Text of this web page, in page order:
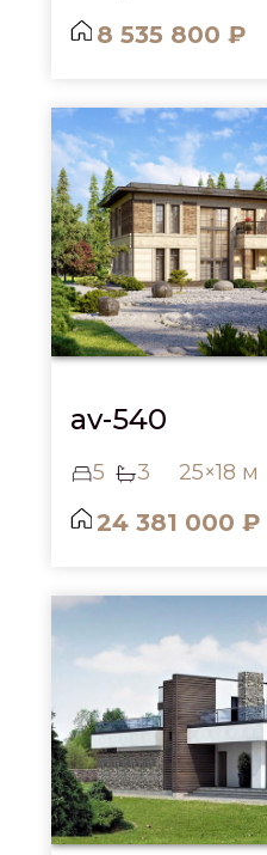
8 535 800 ₽
av-540
5 3 25×18 м
24 381 000 ₽